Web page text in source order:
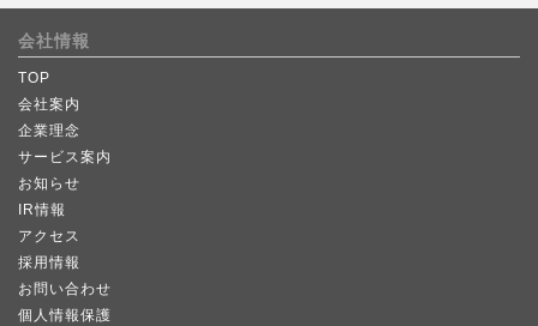
会社情報
TOP
会社案内
企業理念
サービス案内
お知らせ
IR情報
アクセス
採用情報
お問い合わせ
個人情報保護